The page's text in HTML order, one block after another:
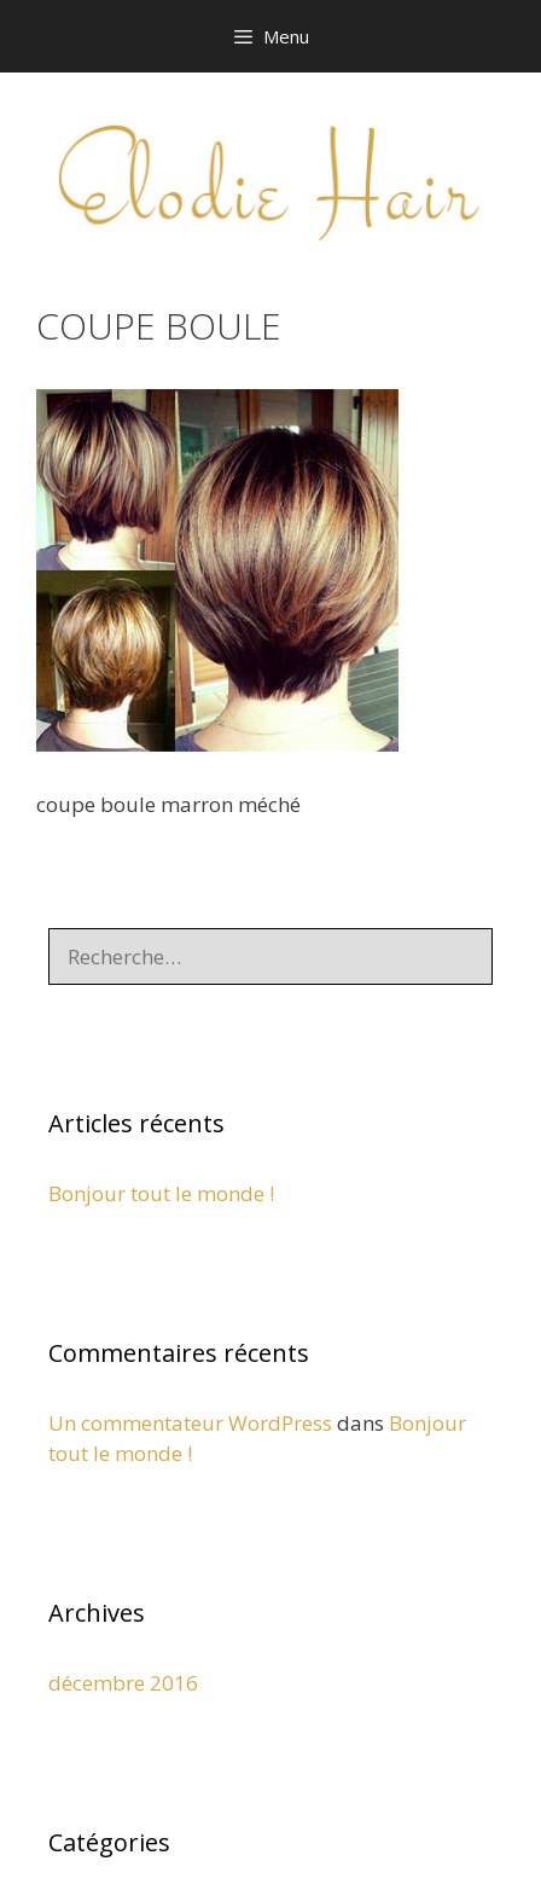
contenu
Menu
COUPE BOULE
coupe boule marron méché
Articles récents
Bonjour tout le monde !
Commentaires récents
Un commentateur WordPress dans Bonjour
tout le monde !
Archives
décembre 2016
Catégories